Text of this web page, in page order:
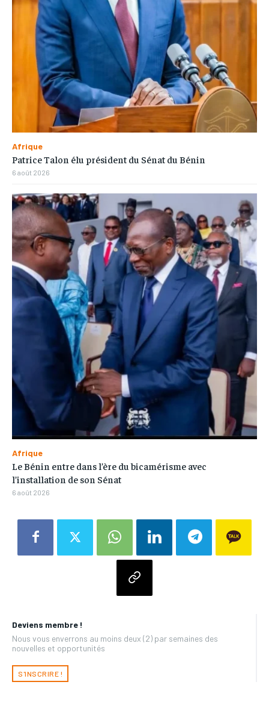
Deviens membre !
Nous vous enverrons au moins deux (2) par semaines des
nouvelles et opportunités
S'INSCRIRE !
Afrique
Patrice Talon élu président du Sénat du Bénin
6 août 2026
Afrique
Le Bénin entre dans l’ère du bicamérisme avec
l’installation de son Sénat
6 août 2026